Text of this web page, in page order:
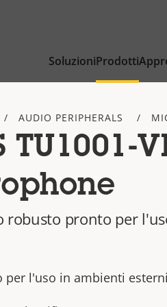
SoluzioniProdotti
AUDIO PERIPHERALS
TU1001-
robusto pronto per
per l'uso in ambienti esterni